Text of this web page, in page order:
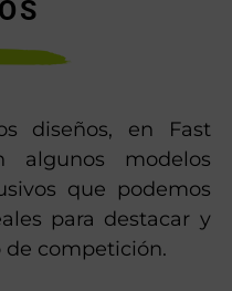
diseños, en Fast
algunos modelos
que podemos
para destacar y
competición.